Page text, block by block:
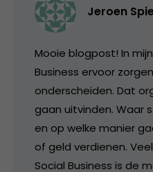
Jeroen
Mooie blogpost! In
Business ervoor
onderscheiden. Dat
gaan uitvinden. Waar
en op welke manier
of geld verdienen.
Social Business is de